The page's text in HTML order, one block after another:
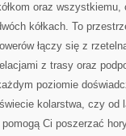
oraz
kółkach. To
łączy się z
z trasy oraz
poziomie
kolarstwa, czy od
Ci poszerzać